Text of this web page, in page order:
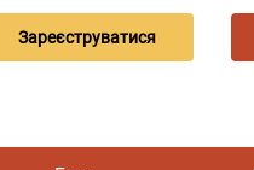
Зареєструватися